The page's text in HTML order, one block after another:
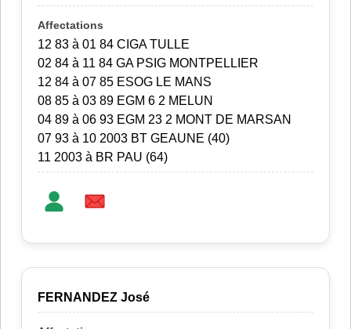
12 83 à 01 84 CIGA TULLE
02 84 à 11 84 GA PSIG MONTPELLIER
12 84 à 07 85 ESOG LE MANS
08 85 à 03 89 EGM 6 2 MELUN
04 89 à 06 93 EGM 23 2 MONT DE MARSAN
07 93 à 10 2003 BT GEAUNE (40)
11 2003 à BR PAU (64)
FERNANDEZ José